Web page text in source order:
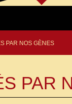
PAR NOS GÈNES
PAR